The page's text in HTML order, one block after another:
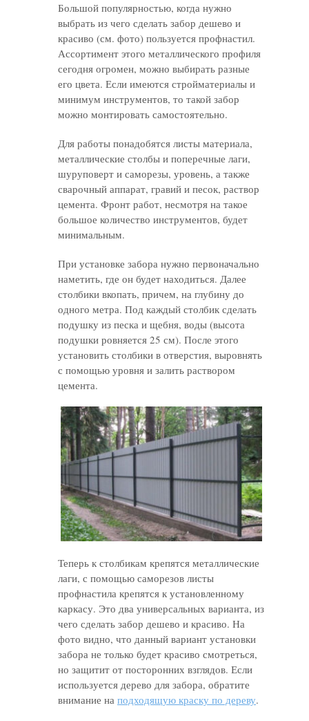
Большой популярностью, когда нужно
выбрать из чего сделать забор дешево и
красиво (см. фото) пользуется профнастил.
Ассортимент этого металлического профиля
сегодня огромен, можно выбирать разные
его цвета. Если имеются стройматериалы и
минимум инструментов, то такой забор
можно монтировать самостоятельно.
Для работы понадобятся листы материала,
металлические столбы и поперечные лаги,
шуруповерт и саморезы, уровень, а также
сварочный аппарат, гравий и песок, раствор
цемента. Фронт работ, несмотря на такое
большое количество инструментов, будет
минимальным.
При установке забора нужно первоначально
наметить, где он будет находиться. Далее
столбики вкопать, причем, на глубину до
одного метра. Под каждый столбик сделать
подушку из песка и щебня, воды (высота
подушки ровняется 25 см). После этого
установить столбики в отверстия, выровнять
с помощью уровня и залить раствором
цемента.
Теперь к столбикам крепятся металлические
лаги, с помощью саморезов листы
профнастила крепятся к установленному
каркасу. Это два универсальных варианта, из
чего сделать забор дешево и красиво. На
фото видно, что данный вариант установки
забора не только будет красиво смотреться,
но защитит от посторонних взглядов. Если
используется дерево для забора, обратите
внимание на подходящую краску по дереву.